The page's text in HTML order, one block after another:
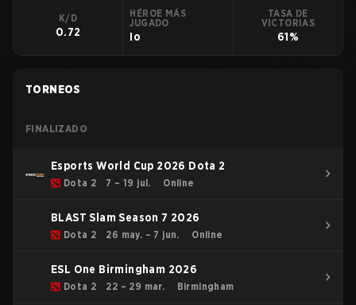
K/D
0.72
HÉROE MÁS
JUGADO
Io
TASA DE
VICTORIAS
61%
TORNEOS
FINALIZADO
Esports World Cup 2026 Dota 2
Dota 2 7 – 19 jul. Online
BLAST Slam Season 7 2026
Dota 2 26 may. – 7 jun. Online
ESL One Birmingham 2026
Dota 2 22 – 29 mar. Birmingham